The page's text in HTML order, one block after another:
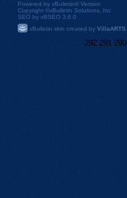
Powered by vBulletin®Version
Copyright ©vBulletin Solutions, Inc
SEO by vBSEO 3.6.0
vBulletin skin created by VillaARTS
290
291
292